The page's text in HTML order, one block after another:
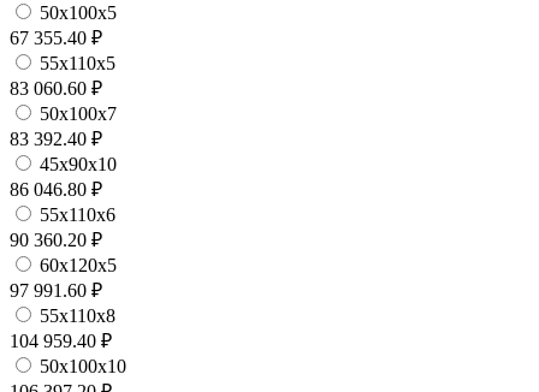
50х100х5
67 355.40 ₽
55х110х5
83 060.60 ₽
50х100х7
83 392.40 ₽
45х90х10
86 046.80 ₽
55х110х6
90 360.20 ₽
60х120х5
97 991.60 ₽
55х110х8
104 959.40 ₽
50х100х10